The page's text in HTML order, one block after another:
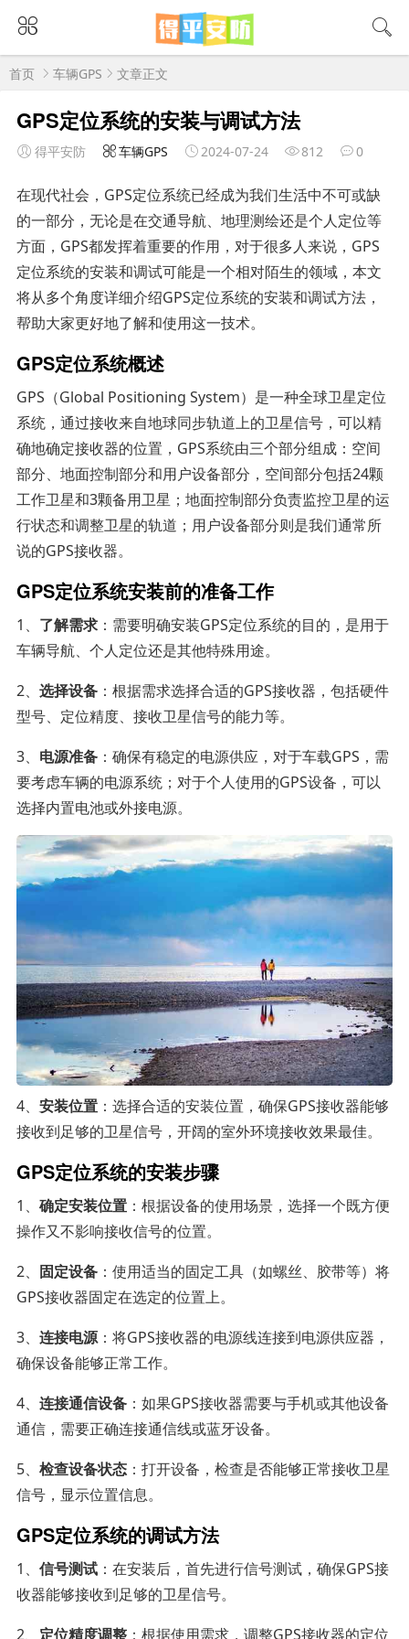
首页 车辆GPS 文章正文
GPS定位系统的安装与调试方法
得平安防 车辆GPS 2024-07-24 812 0
在现代社会，GPS定位系统已经成为我们生活中不可或缺
的一部分，无论是在交通导航、地理测绘还是个人定位等
方面，GPS都发挥着重要的作用，对于很多人来说，GPS
定位系统的安装和调试可能是一个相对陌生的领域，本文
将从多个角度详细介绍GPS定位系统的安装和调试方法，
帮助大家更好地了解和使用这一技术。
GPS定位系统概述
GPS（Global Positioning System）是一种全球卫星定位
系统，通过接收来自地球同步轨道上的卫星信号，可以精
确地确定接收器的位置，GPS系统由三个部分组成：空间
部分、地面控制部分和用户设备部分，空间部分包括24颗
工作卫星和3颗备用卫星；地面控制部分负责监控卫星的运
行状态和调整卫星的轨道；用户设备部分则是我们通常所
说的GPS接收器。
GPS定位系统安装前的准备工作
1、 了解需求：需要明确安装GPS定位系统的目的，是用于
车辆导航、个人定位还是其他特殊用途。
2、 选择设备：根据需求选择合适的GPS接收器，包括硬件
型号、定位精度、接收卫星信号的能力等。
3、 电源准备：确保有稳定的电源供应，对于车载GPS，需
要考虑车辆的电源系统；对于个人使用的GPS设备，可以
选择内置电池或外接电源。
4、 安装位置：选择合适的安装位置，确保GPS接收器能够
接收到足够的卫星信号，开阔的室外环境接收效果最佳。
GPS定位系统的安装步骤
1、 确定安装位置：根据设备的使用场景，选择一个既方便
操作又不影响接收信号的位置。
2、 固定设备：使用适当的固定工具（如螺丝、胶带等）将
GPS接收器固定在选定的位置上。
3、 连接电源：将GPS接收器的电源线连接到电源供应器，
确保设备能够正常工作。
4、 连接通信设备：如果GPS接收器需要与手机或其他设备
通信，需要正确连接通信线或蓝牙设备。
5、 检查设备状态：打开设备，检查是否能够正常接收卫星
信号，显示位置信息。
GPS定位系统的调试方法
1、 信号测试：在安装后，首先进行信号测试，确保GPS接
收器能够接收到足够的卫星信号。
2、 定位精度调整：根据使用需求，调整GPS接收器的定位